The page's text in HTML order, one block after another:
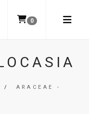
0
/ ARACEAE -